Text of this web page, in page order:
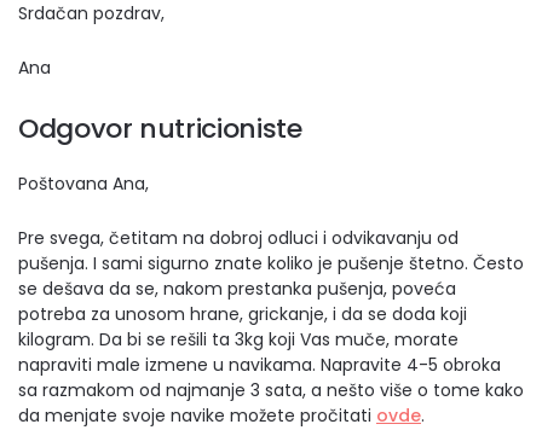
Srdačan pozdrav,
Ana
Odgovor nutricioniste
Poštovana Ana,
Pre svega, četitam na dobroj odluci i odvikavanju od
pušenja. I sami sigurno znate koliko je pušenje štetno. Često
se dešava da se, nakom prestanka pušenja, poveća
potreba za unosom hrane, grickanje, i da se doda koji
kilogram. Da bi se rešili ta 3kg koji Vas muče, morate
napraviti male izmene u navikama. Napravite 4-5 obroka
sa razmakom od najmanje 3 sata, a nešto više o tome kako
da menjate svoje navike možete pročitati ovde.